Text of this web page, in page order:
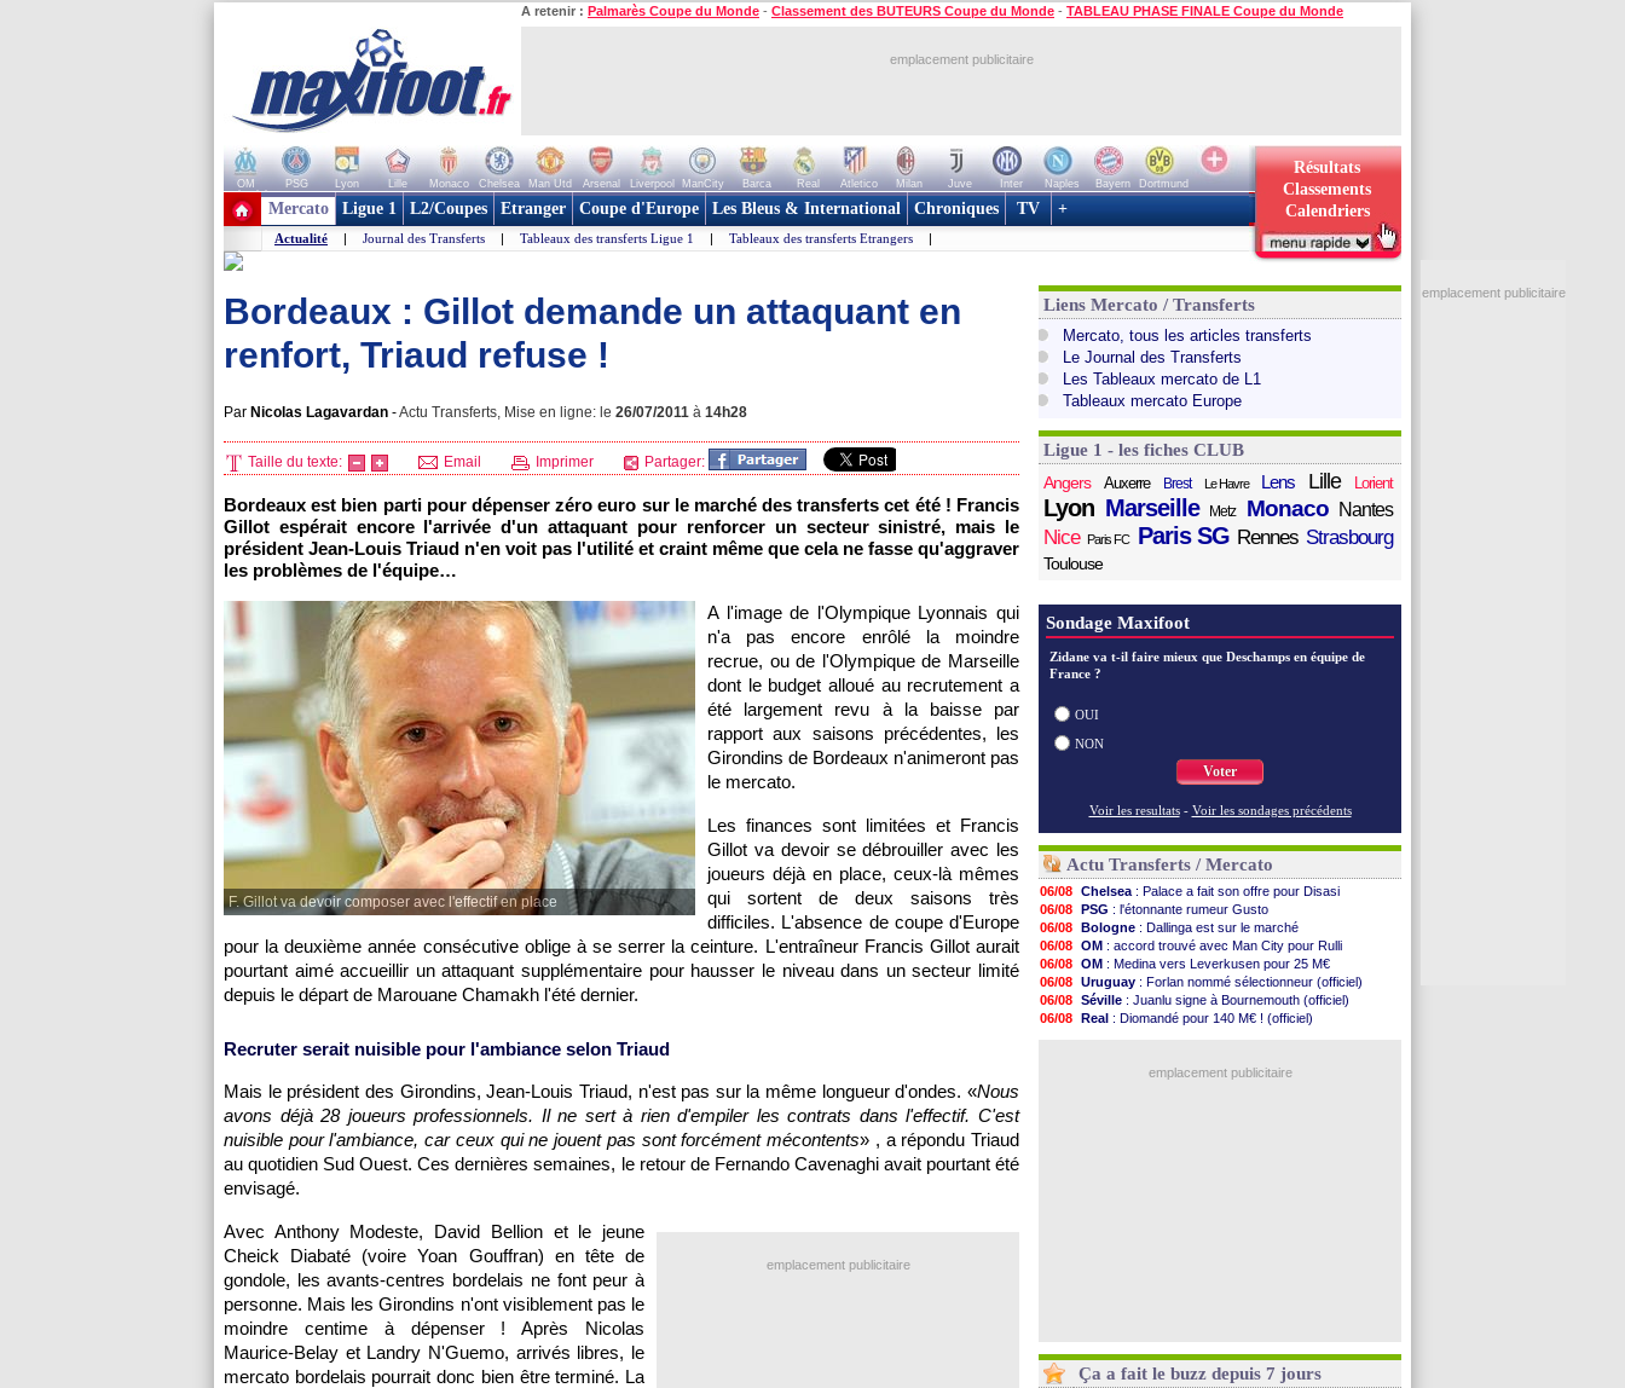
A retenir : Palmarès Coupe du Monde - Classement des BUTEURS Coupe du Monde - TABLEAU PHASE FINALE Coupe du Monde
emplacement publicitaire
OM PSG Lyon Lille Monaco Chelsea Man Utd Arsenal Liverpool ManCity Barca Real Atletico Milan Juve Inter Naples Bayern
Dortmund
+ de clubs
Résultats
Classements
Calendriers
Mercato Ligue 1 L2/Coupes Etranger Coupe d'Europe Les Bleus & International Chroniques TV +
Actualité | Journal des Transferts | Tableaux des transferts Ligue 1 | Tableaux des transferts Etrangers |
Bordeaux : Gillot demande un attaquant en
renfort, Triaud refuse !
Par Nicolas Lagavardan -Actu Transferts, Mise en ligne: le 26/07/2011 à 14h28
Taille du texte: Email Imprimer Partager:
Bordeaux est bien parti pour dépenser zéro euro sur le marché des transferts cet été ! Francis
Gillot espérait encore l'arrivée d'un attaquant pour renforcer un secteur sinistré, mais le
président Jean-Louis Triaud n'en voit pas l'utilité et craint même que cela ne fasse qu'aggraver
les problèmes de l'équipe…
F. Gillot va devoir composer avec l'effectif en place
A l'image de l'Olympique Lyonnais qui
n'a pas encore enrôlé la moindre
recrue, ou de l'Olympique de Marseille
dont le budget alloué au recrutement a
été largement revu à la baisse par
rapport aux saisons précédentes, les
Girondins de Bordeaux n'animeront pas
le mercato.
Les finances sont limitées et Francis
Gillot va devoir se débrouiller avec les
joueurs déjà en place, ceux-là mêmes
qui sortent de deux saisons très
difficiles. L'absence de coupe d'Europe
pour la deuxième année consécutive oblige à se serrer la ceinture. L'entraîneur Francis Gillot aurait
pourtant aimé accueillir un attaquant supplémentaire pour hausser le niveau dans un secteur limité
depuis le départ de Marouane Chamakh l'été dernier.
Recruter serait nuisible pour l'ambiance selon Triaud
Mais le président des Girondins, Jean-Louis Triaud, n'est pas sur la même longueur d'ondes. «Nous
avons déjà 28 joueurs professionnels. Il ne sert à rien d'empiler les contrats dans l'effectif. C'est
nuisible pour l'ambiance, car ceux qui ne jouent pas sont forcément mécontents» , a répondu Triaud
au quotidien Sud Ouest. Ces dernières semaines, le retour de Fernando Cavenaghi avait pourtant été
envisagé.
emplacement publicitaire
Avec Anthony Modeste, David Bellion et le jeune
Cheick Diabaté (voire Yoan Gouffran) en tête de
gondole, les avants-centres bordelais ne font peur à
personne. Mais les Girondins n'ont visiblement pas le
moindre centime à dépenser ! Après Nicolas
Maurice-Belay et Landry N'Guemo, arrivés libres, le
mercato bordelais pourrait donc bien être terminé. La
Liens Mercato / Transferts
Mercato, tous les articles transferts
Le Journal des Transferts
Les Tableaux mercato de L1
Tableaux mercato Europe
Ligue 1 - les fiches CLUB
Angers
Auxerre Brest Le Havre Lens Lille Lorient
Lyon Marseille Metz Monaco Nantes
Nice Paris FC Paris SG Rennes Strasbourg
Toulouse
Sondage Maxifoot
Zidane va t-il faire mieux que Deschamps en équipe de
France ?
OUI
NON
Voter
Voir les resultats - Voir les sondages précédents
Actu Transferts / Mercato
06/08 Chelsea : Palace a fait son offre pour Disasi
06/08 PSG : l'étonnante rumeur Gusto
06/08 Bologne : Dallinga est sur le marché
06/08 OM : accord trouvé avec Man City pour Rulli
06/08 OM : Medina vers Leverkusen pour 25 M€
06/08 Uruguay : Forlan nommé sélectionneur (officiel)
06/08 Séville : Juanlu signe à Bournemouth (officiel)
06/08 Real : Diomandé pour 140 M€ ! (officiel)
Aston Villa: Liverpool cible aussi Konsa
emplacement publicitaire
Ça a fait le buzz depuis 7 jours
emplacement publicitaire